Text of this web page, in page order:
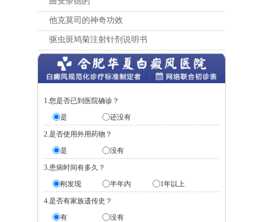
他克莫司的神奇功效
驱虫斑鸠菊注射针剂说明书
1.您是否已到医院确诊？
是
还没有
2.是否使用外用药物？
是
没有
3.患病时间有多久？
刚发现
半年内 1年以上
4.是否有家族遗传史？
有
没有